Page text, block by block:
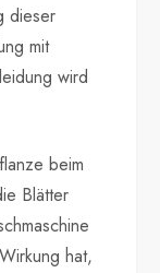
dieser
mit
wird
beim
Blätter
hat,